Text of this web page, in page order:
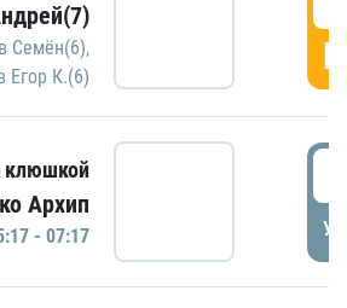
Семён(6),
Егор К.(6)
клюшкой
Архип
- 07:17